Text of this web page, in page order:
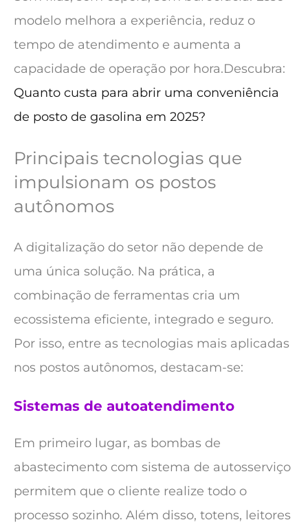
modelo melhora a experiência, reduz o
tempo de atendimento e aumenta a
capacidade de operação por hora.Descubra:
Quanto custa para abrir uma conveniência
de posto de gasolina em 2025?
Principais tecnologias que
impulsionam os postos
autônomos
A digitalização do setor não depende de
uma única solução. Na prática, a
combinação de ferramentas cria um
ecossistema eficiente, integrado e seguro.
Por isso, entre as tecnologias mais aplicadas
nos postos autônomos, destacam-se:
Sistemas de autoatendimento
Em primeiro lugar, as bombas de
abastecimento com sistema de autosserviço
permitem que o cliente realize todo o
processo sozinho. Além disso, totens, leitores